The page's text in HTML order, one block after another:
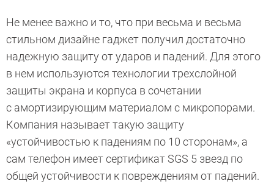
Не менее важно и то, что при весьма и весьма
стильном дизайне гаджет получил достаточно
надежную защиту от ударов и падений. Для этого
в нем используются технологии трехслойной
защиты экрана и корпуса в сочетании
с амортизирующим материалом с микропорами.
Компания называет такую защиту
«устойчивостью к падениям по 10 сторонам», а
сам телефон имеет сертификат SGS 5 звезд по
общей устойчивости к повреждениям от падений.